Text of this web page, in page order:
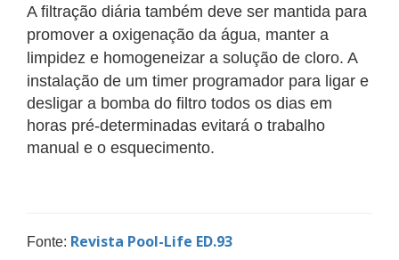
A filtração diária também deve ser mantida para
promover a oxigenação da água, manter a
limpidez e homogeneizar a solução de cloro. A
instalação de um timer programador para ligar e
desligar a bomba do filtro todos os dias em
horas pré-determinadas evitará o trabalho
manual e o esquecimento.
Fonte: Revista Pool-Life ED.93